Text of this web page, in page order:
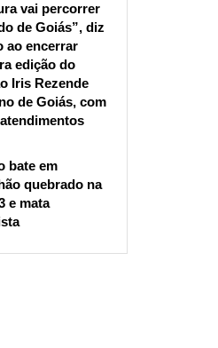
vai percorrer
de Goiás”, diz
ao encerrar
edição do
Iris Rezende
de Goiás, com
bate em
quebrado na
e mata